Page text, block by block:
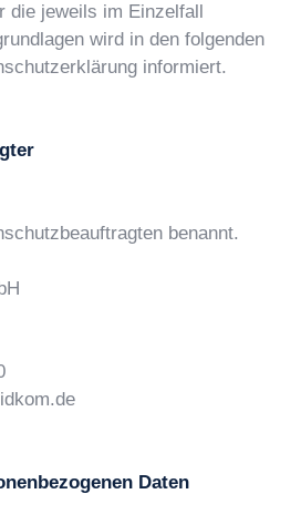
die jeweils im Einzelfall
wird in den folgenden
informiert.
benannt.
Daten